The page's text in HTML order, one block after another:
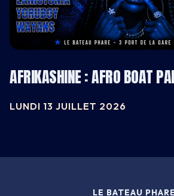
CARNET
CARTE
INFOS
AFRIKASHINE : AFRO BOAT
LUNDI 13 JUILLET 2026
LE BATEAU PHARE